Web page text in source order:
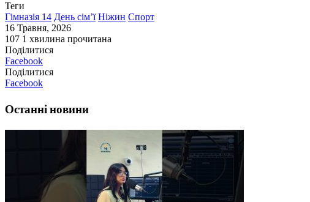
Теги
Гімназія 14 День сім’ї Ніжин Спорт
16 Травня, 2026
107 1 хвилина прочитана
Поділитися
Facebook
Поділитися
Facebook
Останні новини